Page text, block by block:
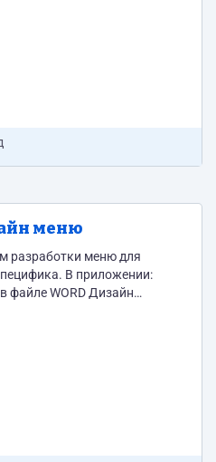
меню
разработки меню для
В приложении:
файле WORD Дизайн